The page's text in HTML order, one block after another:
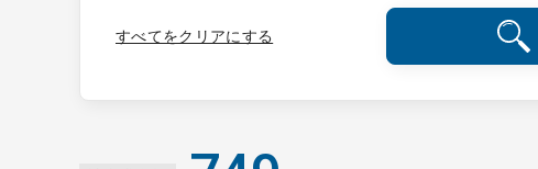
すべてをクリアにする